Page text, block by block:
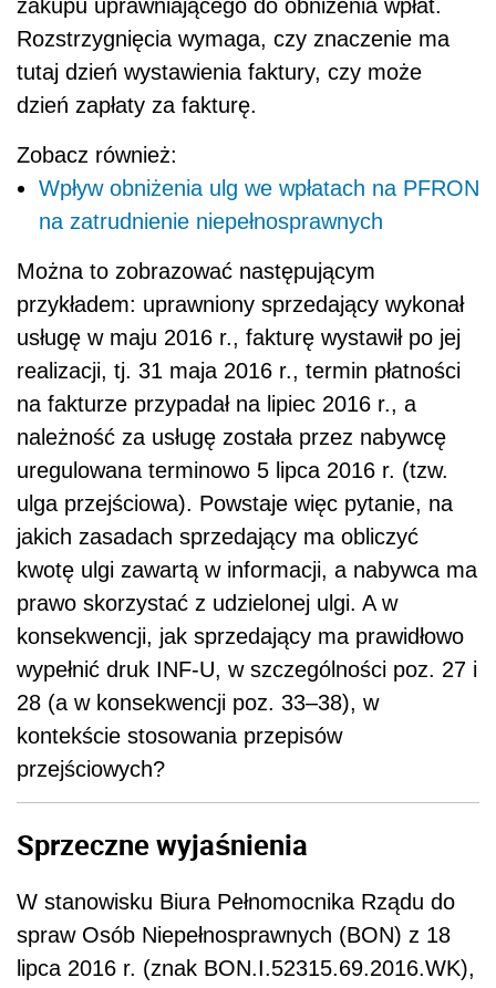
zakupu uprawniającego do obniżenia wpłat.
Rozstrzygnięcia wymaga, czy znaczenie ma
tutaj dzień wystawienia faktury, czy może
dzień zapłaty za fakturę.
Zobacz również:
Wpływ obniżenia ulg we wpłatach na PFRON
na zatrudnienie niepełnosprawnych
Można to zobrazować następującym
przykładem: uprawniony sprzedający wykonał
usługę w maju 2016 r., fakturę wystawił po jej
realizacji, tj. 31 maja 2016 r., termin płatności
na fakturze przypadał na lipiec 2016 r., a
należność za usługę została przez nabywcę
uregulowana terminowo 5 lipca 2016 r. (tzw.
ulga przejściowa). Powstaje więc pytanie, na
jakich zasadach sprzedający ma obliczyć
kwotę ulgi zawartą w informacji, a nabywca ma
prawo skorzystać z udzielonej ulgi. A w
konsekwencji, jak sprzedający ma prawidłowo
wypełnić druk INF-U, w szczególności poz. 27 i
28 (a w konsekwencji poz. 33–38), w
kontekście stosowania przepisów
przejściowych?
Sprzeczne wyjaśnienia
W stanowisku Biura Pełnomocnika Rządu do
spraw Osób Niepełnosprawnych (BON) z 18
lipca 2016 r. (znak BON.I.52315.69.2016.WK),